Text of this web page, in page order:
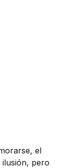
el
ilusión, pero